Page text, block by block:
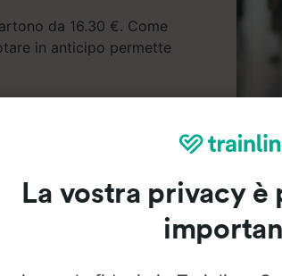
da 16.30 €. Come
in anticipo permette
i prezzi dei biglietti e
La vostra privacy